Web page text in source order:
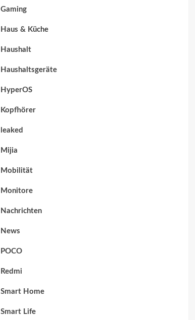
Gaming
Haus & Küche
Haushalt
Haushaltsgeräte
HyperOS
Kopfhörer
leaked
Mijia
Mobilität
Monitore
Nachrichten
News
POCO
Redmi
Smart Home
Smart Life